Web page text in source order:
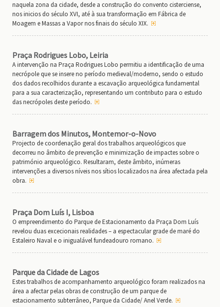
naquela zona da cidade, desde a construção do convento cisterciense,
nos inicios do século XVI, até à sua transformação em Fábrica de
Moagem e Massas a Vapor nos finais do século XIX.
Praça Rodrigues Lobo, Leiria
A intervenção na Praça Rodrigues Lobo permitiu a identificação de uma
necrópole que se insere no período medieval/moderno, sendo o estudo
dos dados recolhidos durante a escavação arqueológica fundamental
para a sua caracterização, representando um contributo para o estudo
das necrópoles deste período.
Barragem dos Minutos, Montemor-o-Novo
Projecto de coordenação geral dos trabalhos arqueológicos que
decorreu no âmbito de prevenção e minimização de impactes sobre o
património arqueológico. Resultaram, deste âmbito, inúmeras
intervenções a diversos níveis nos sítios localizados na área afectada pela
obra.
Praça Dom Luís I, Lisboa
O empreendimento do Parque de Estacionamento da Praça Dom Luís
revelou duas excecionais realidades – a espectacular grade de maré do
Estaleiro Naval e o inigualável fundeadouro romano.
Parque da Cidade de Lagos
Estes trabalhos de acompanhamento arqueológico foram realizados na
área a afectar pelas obras de construção de um parque de
estacionamento subterrâneo, Parque da Cidade/ Anel Verde.